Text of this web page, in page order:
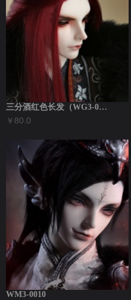
三分酒红色长发（WG3-0046）
￥80.0
WM3-0010